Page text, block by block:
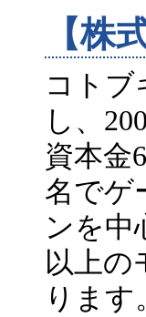
【株
コトブ
し、
資本金
名でゲ
ンを中
以上の
ります